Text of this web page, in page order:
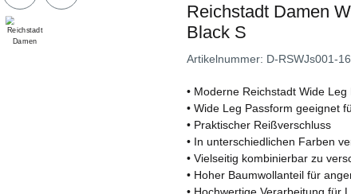
Reichstadt Damen
Black S
Artikelnummer: D-RSWJs001-16
• Moderne Reichstadt Wide
• Wide Leg Passform geeignet
• Praktischer Reißverschluss
• In unterschiedlichen Farben
• Vielseitig kombinierbar zu
• Hoher Baumwollanteil für
• Hochwertige Verarbeitung für